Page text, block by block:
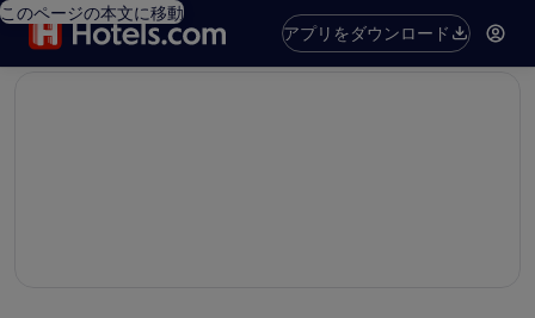
このページの本文に移動
アプリをダウンロード